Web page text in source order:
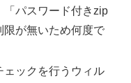
「パスワード付きzip
限が無いため何度で
ェックを行うウィル